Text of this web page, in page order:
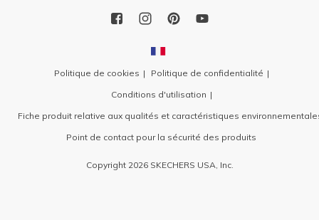
Politique de cookies
Politique de confidentialité
Conditions d'utilisation
Fiche produit relative aux qualités et caractéristiques
Point de contact pour la sécurité des produits
Copyright 2026 SKECHERS USA, Inc.